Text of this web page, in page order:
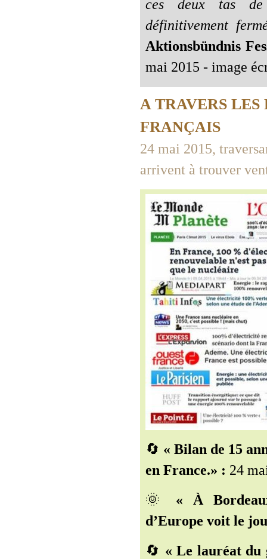
ces deux tas
définitivement
Aktionsbündnis
mai 2015 - image
A TRAVERS LES
FRANÇAIS
24 mai 2015,
arrivent à trouver
🔄 « Bilan de 15
en France.» : 24
🌞 « À
d’Europe voit le
🔄 « Le lauréat du